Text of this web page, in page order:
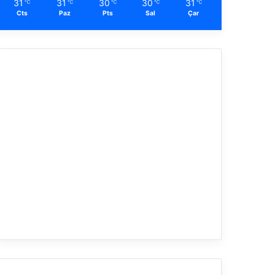
31 ℃
Cts
31 ℃
Paz
30 ℃
Pts
30 ℃
Sal
31 ℃
Çar